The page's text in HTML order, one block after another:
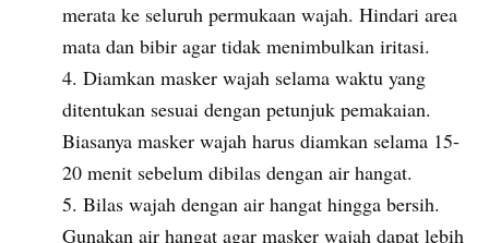
merata ke seluruh permukaan wajah. Hindari area
mata dan bibir agar tidak menimbulkan iritasi.
Diamkan masker wajah selama waktu yang
ditentukan sesuai dengan petunjuk pemakaian.
Biasanya masker wajah harus diamkan selama 15-
20 menit sebelum dibilas dengan air hangat.
Bilas wajah dengan air hangat hingga bersih.
Gunakan air hangat agar masker wajah dapat lebih